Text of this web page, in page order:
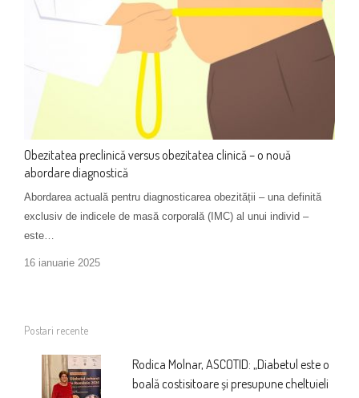
Obezitatea preclinică versus obezitatea clinică – o nouă
abordare diagnostică
Abordarea actuală pentru diagnosticarea obezității – una definită
exclusiv de indicele de masă corporală (IMC) al unui individ –
este…
16 ianuarie 2025
Postari recente
Rodica Molnar, ASCOTID: „Diabetul este o
boală costisitoare și presupune cheltuieli